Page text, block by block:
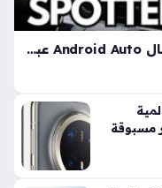
تحديث جوجل الجديد ينهي أزمة اتصال Android Auto عبر الكابل في الهواتف
هذا الإصدار على
السائقين عند محاولة
مسبوقة